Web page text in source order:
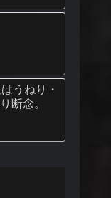
うねり・
断念。